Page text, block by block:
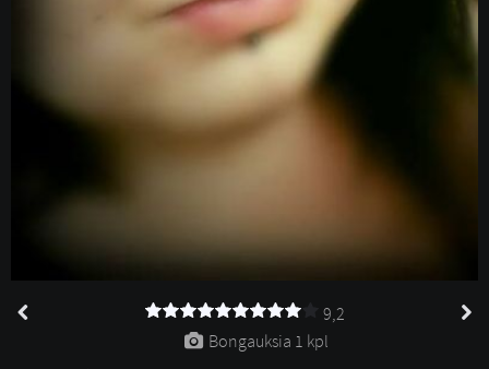
9,2
Bongauksia 1 kpl